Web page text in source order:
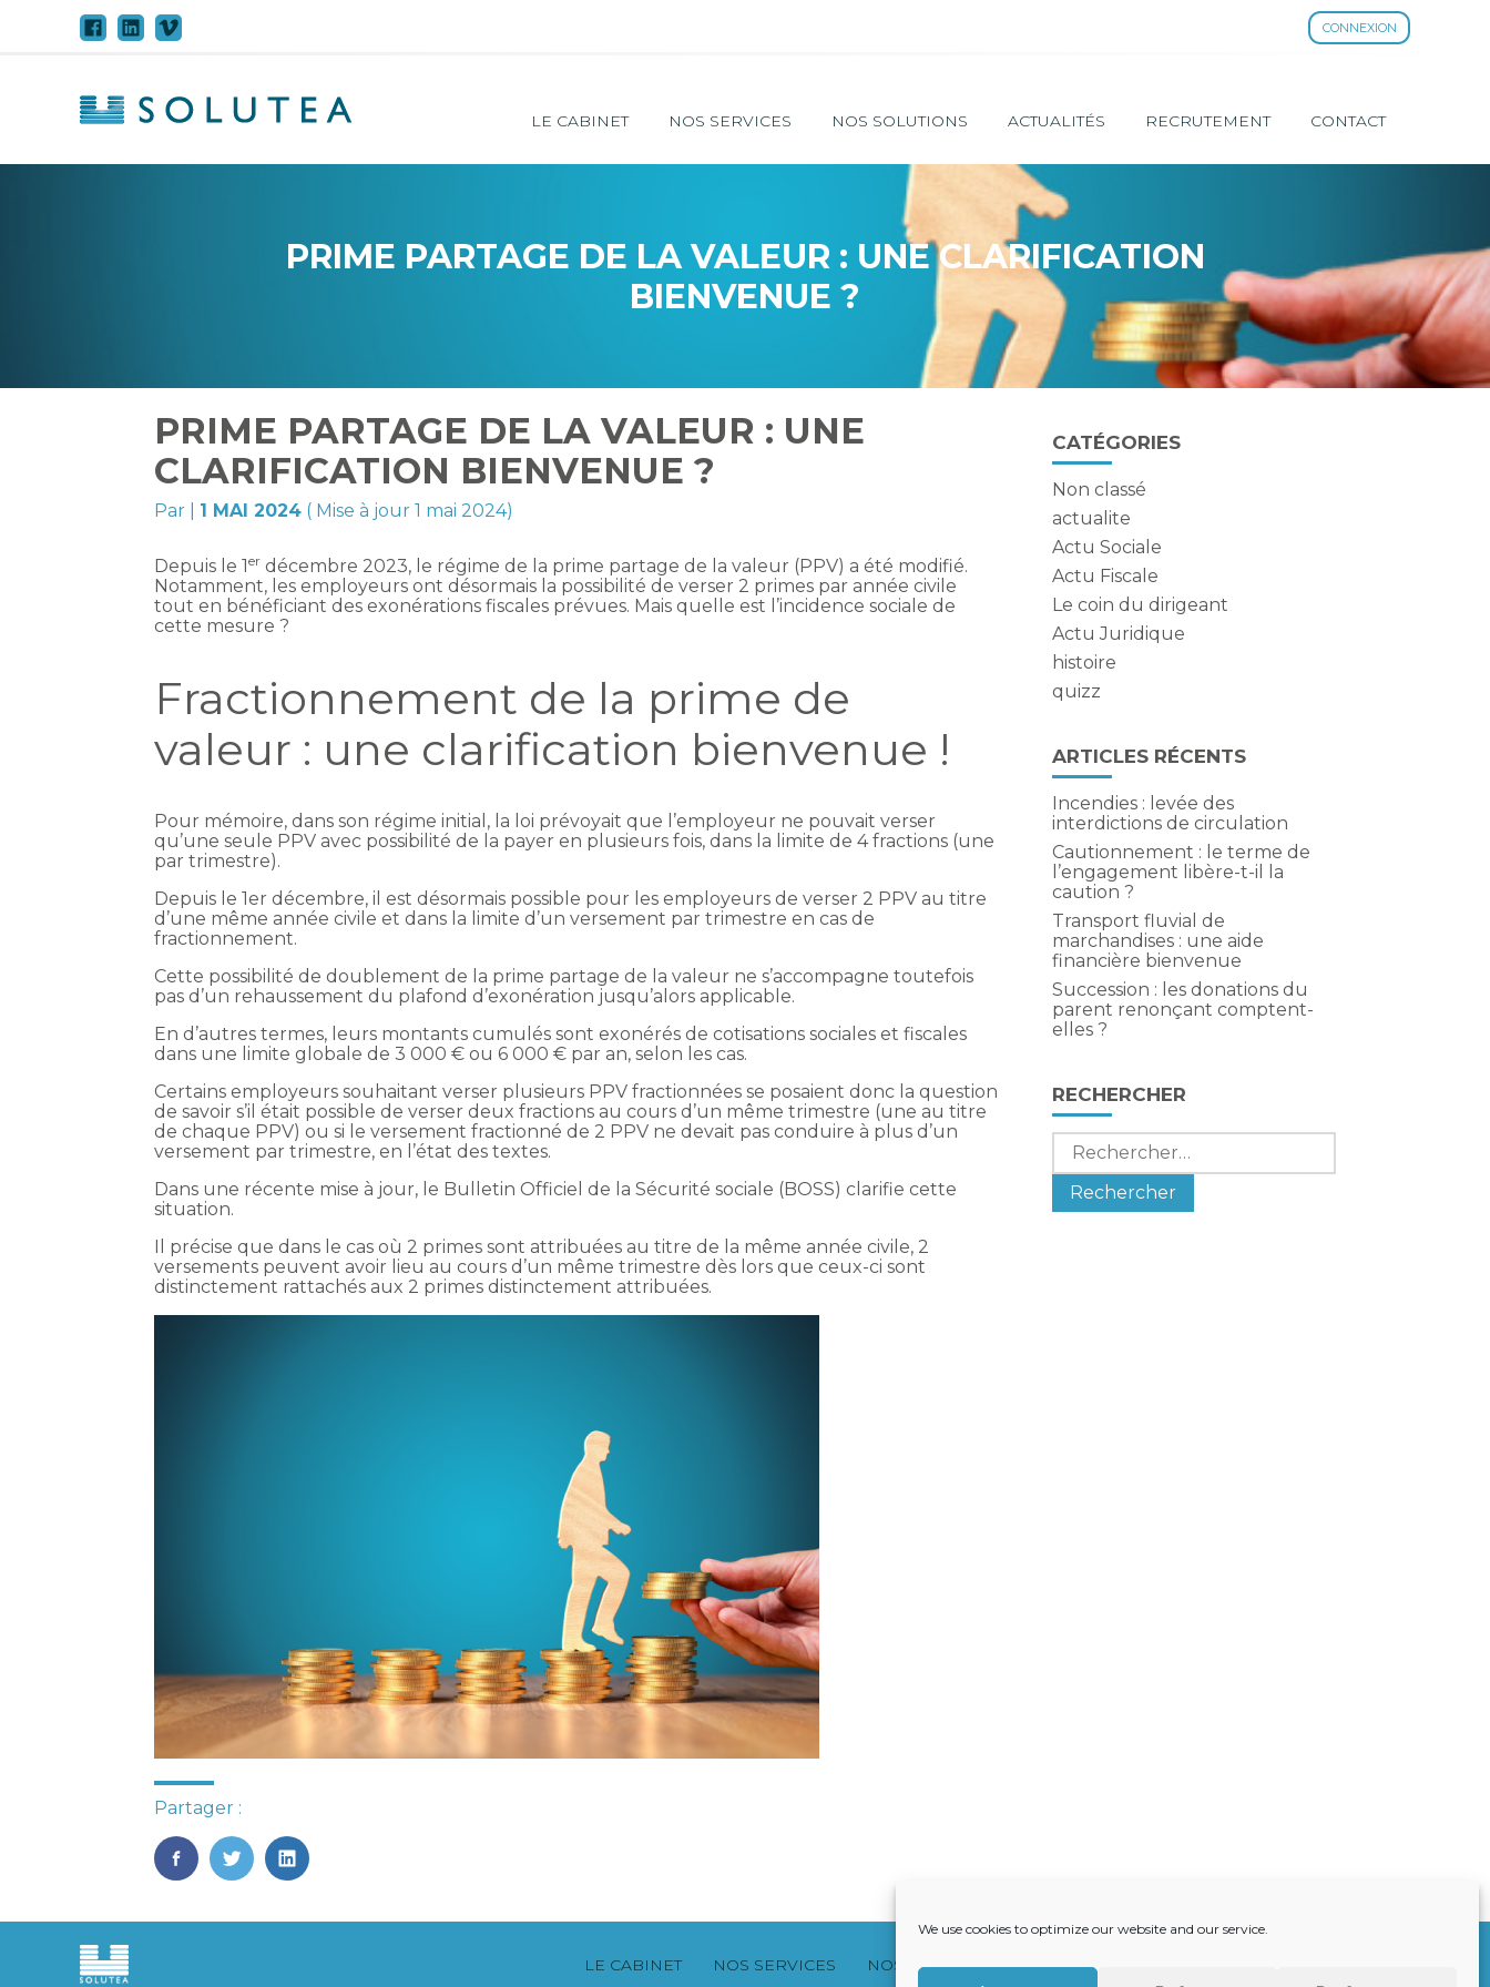
We use cookies to optimize our website and our service.
CONNEXION
au
Principal
LE CABINET NOS SERVICES NOS SOLUTIONS ACTUALITÉS RECRUTEMENT CONTACT
PRIME PARTAGE DE LA VALEUR : UNE CLARIFICATION
BIENVENUE ?
PRIME PARTAGE DE LA VALEUR : UNE
CLARIFICATION BIENVENUE ?
Par 1 MAI 2024 ( Mise à jour 1 mai 2024)
Depuis le 1er décembre 2023, le régime de la prime partage de la valeur (PPV) a été modifié.
Notamment, les employeurs ont désormais la possibilité de verser 2 primes par année civile
tout en bénéficiant des exonérations fiscales prévues. Mais quelle est l’incidence sociale de
cette mesure ?
Fractionnement de la prime de
valeur : une clarification bienvenue !
Pour mémoire, dans son régime initial, la loi prévoyait que l’employeur ne pouvait verser
qu’une seule PPV avec possibilité de la payer en plusieurs fois, dans la limite de 4 fractions (une
par trimestre).
Depuis le 1er décembre, il est désormais possible pour les employeurs de verser 2 PPV au titre
d’une même année civile et dans la limite d’un versement par trimestre en cas de
fractionnement.
Cette possibilité de doublement de la prime partage de la valeur ne s’accompagne toutefois
pas d’un rehaussement du plafond d’exonération jusqu’alors applicable.
En d’autres termes, leurs montants cumulés sont exonérés de cotisations sociales et fiscales
dans une limite globale de 3 000 € ou 6 000 € par an, selon les cas.
Certains employeurs souhaitant verser plusieurs PPV fractionnées se posaient donc la question
de savoir s’il était possible de verser deux fractions au cours d’un même trimestre (une au titre
de chaque PPV) ou si le versement fractionné de 2 PPV ne devait pas conduire à plus d’un
versement par trimestre, en l’état des textes.
Dans une récente mise à jour, le Bulletin Officiel de la Sécurité sociale (BOSS) clarifie cette
situation.
Il précise que dans le cas où 2 primes sont attribuées au titre de la même année civile, 2
versements peuvent avoir lieu au cours d’un même trimestre dès lors que ceux-ci sont
distinctement rattachés aux 2 primes distinctement attribuées.
Partager :
FaceBook
TwitterLinkedIn
Blog
sidebar
CATÉGORIES
Non classé
actualite
Actu Sociale
Actu Fiscale
Le coin du dirigeant
Actu Juridique
histoire
quizz
ARTICLES RÉCENTS
Incendies : levée des
interdictions de circulation
Cautionnement : le terme de
l’engagement libère-t-il la
caution ?
Transport fluvial de
marchandises : une aide
financière bienvenue
Succession : les donations du
parent renonçant comptent-
elles ?
RECHERCHER
Rechercher :
Footer
LE CABINET NOS SERVICES NOS SOLUTIONS ACTUALITÉS